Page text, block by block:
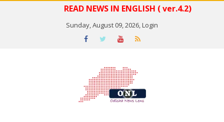
READ NEWS IN ENGLISH ( ver.4.2)
Sunday, August 09, 2026,Login